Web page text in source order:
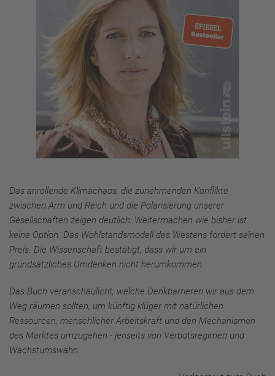
Das anrollende Klimachaos, die zunehmenden Konflikte
zwischen Arm und Reich und die Polarisierung unserer
Gesellschaften zeigen deutlich: Weitermachen wie bisher ist
keine Option. Das Wohlstandsmodell des Westens fordert seinen
Preis. Die Wissenschaft bestätigt, dass wir um ein
grundsätzliches Umdenken nicht herumkommen.
Das Buch veranschaulicht, welche Denkbarrieren wir aus dem
Weg räumen sollten, um künftig klüger mit natürlichen
Ressourcen, menschlicher Arbeitskraft und den Mechanismen
des Marktes umzugehen - jenseits von Verbotsregimen und
Wachstumswahn.